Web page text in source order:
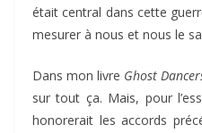
était central dans cette
mesurer à nous et nous le
Dans mon livre Ghost
sur tout ça. Mais, pour
honorerait les accords